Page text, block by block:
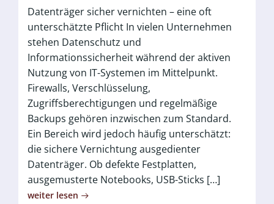
Datenträger sicher vernichten – eine oft
unterschätzte Pflicht In vielen Unternehmen
stehen Datenschutz und
Informationssicherheit während der aktiven
Nutzung von IT-Systemen im Mittelpunkt.
Firewalls, Verschlüsselung,
Zugriffsberechtigungen und regelmäßige
Backups gehören inzwischen zum Standard.
Ein Bereich wird jedoch häufig unterschätzt:
die sichere Vernichtung ausgedienter
Datenträger. Ob defekte Festplatten,
ausgemusterte Notebooks, USB-Sticks […]
weiter lesen